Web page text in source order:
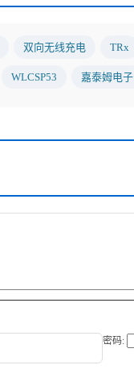
双向无线充电 TRx
WLCSP53 嘉泰姆电子
密码: